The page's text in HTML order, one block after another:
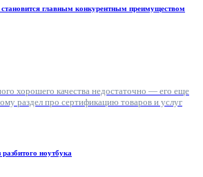
главным конкурентным преимуществом
хорошего качества недостаточно — его еще
раздел про сертификацию товаров и услуг
ноутбука